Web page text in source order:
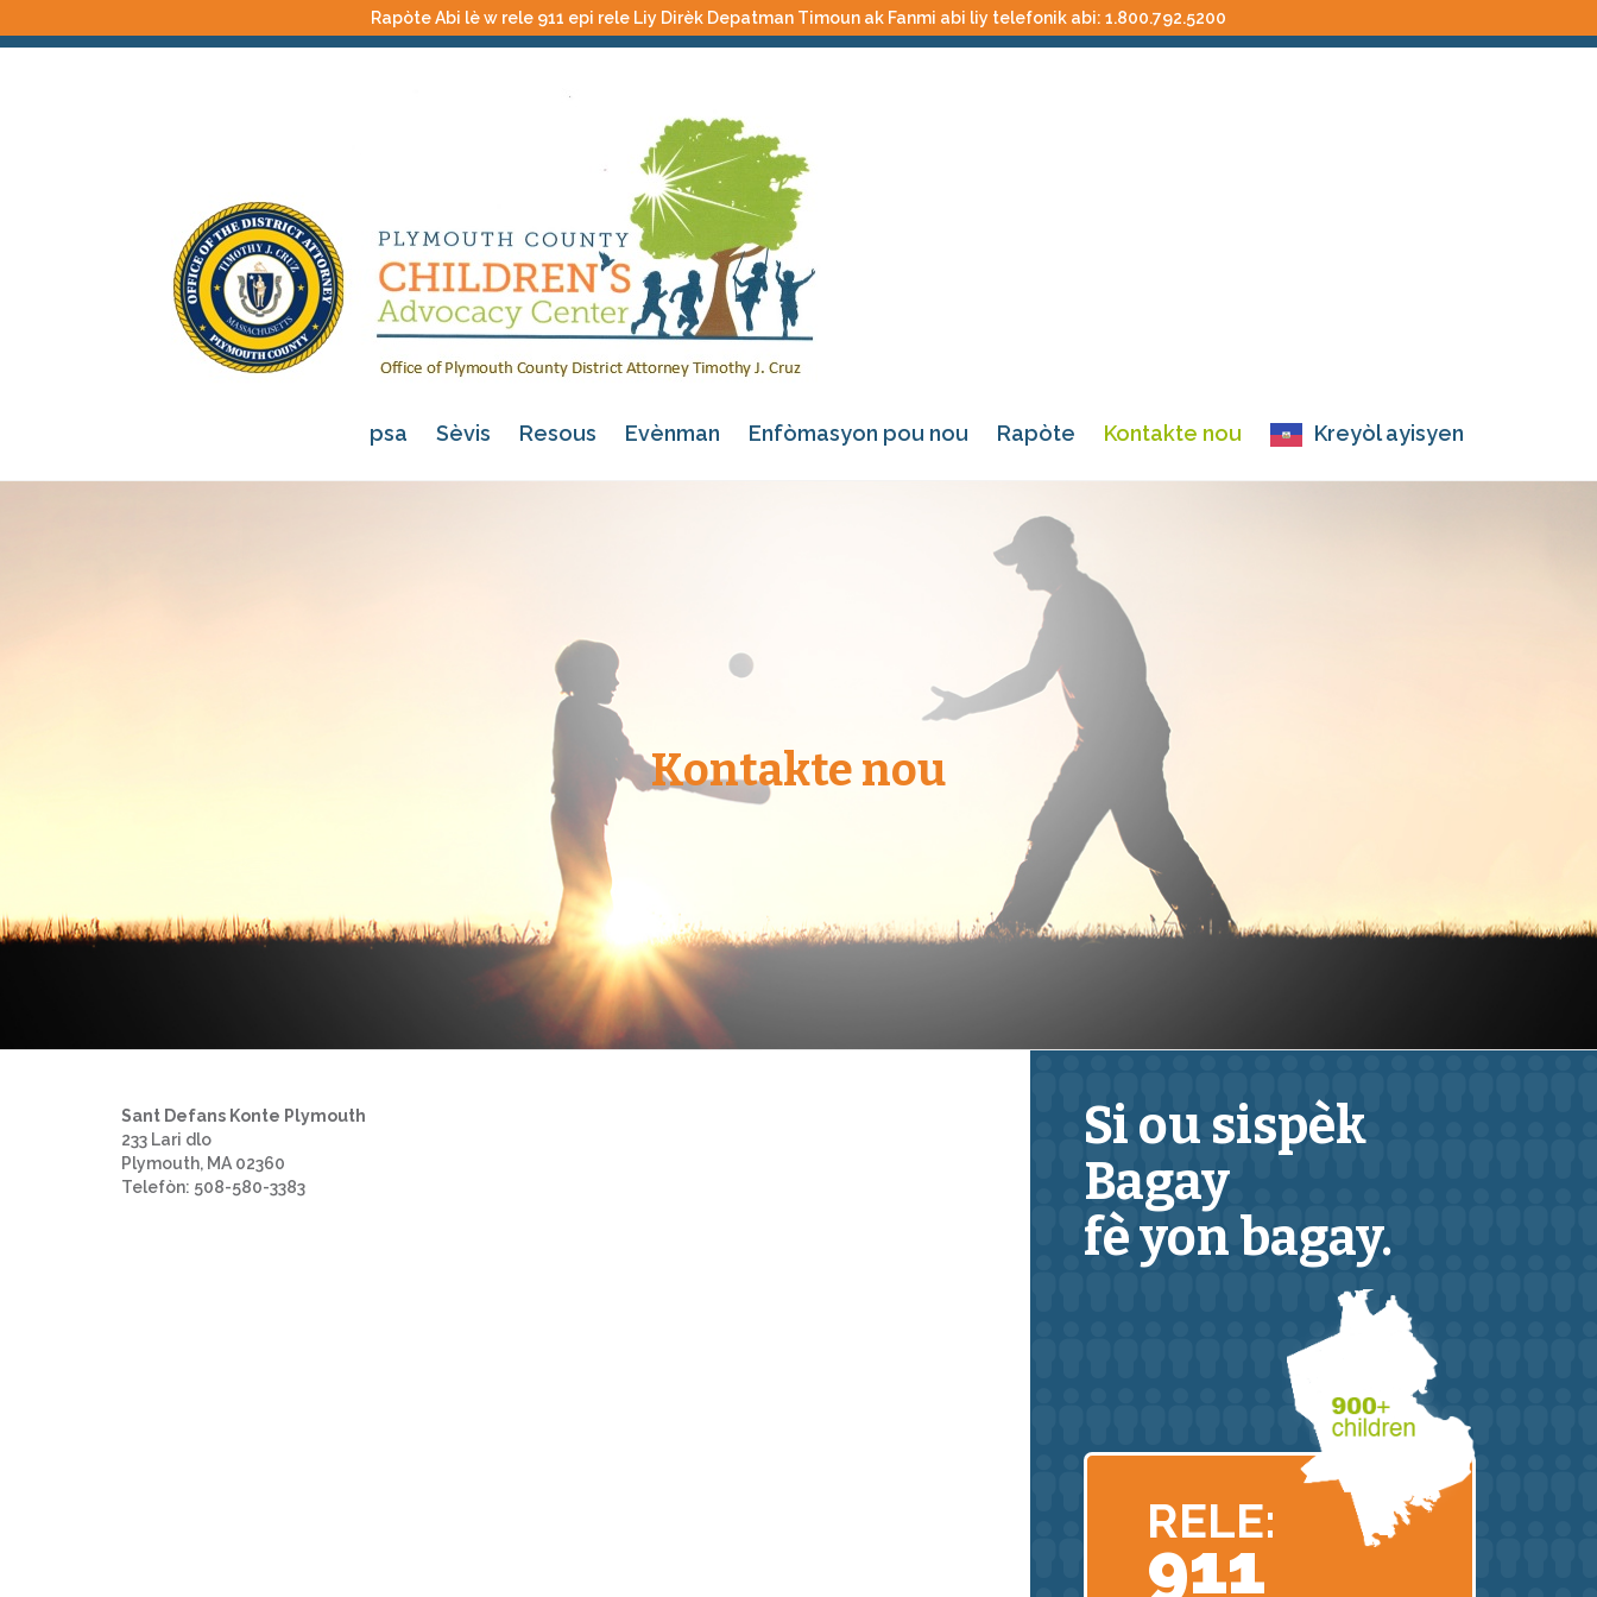
Rapòte Abi lè w rele 911 epi rele Liy Dirèk Depatman Timoun ak Fanmi abi liy telefonik abi: 1.800.792.5200
psa Sèvis Resous Evènman Enfòmasyon pou nou Rapòte Kontakte nou Kreyòl ayisyen
Kontakte nou
Sant Defans Konte Plymouth
233 Lari dlo
Plymouth, MA 02360
Telefòn: 508-580-3383
Si ou sispèk
Bagay
fè yon bagay.
RELE:
911